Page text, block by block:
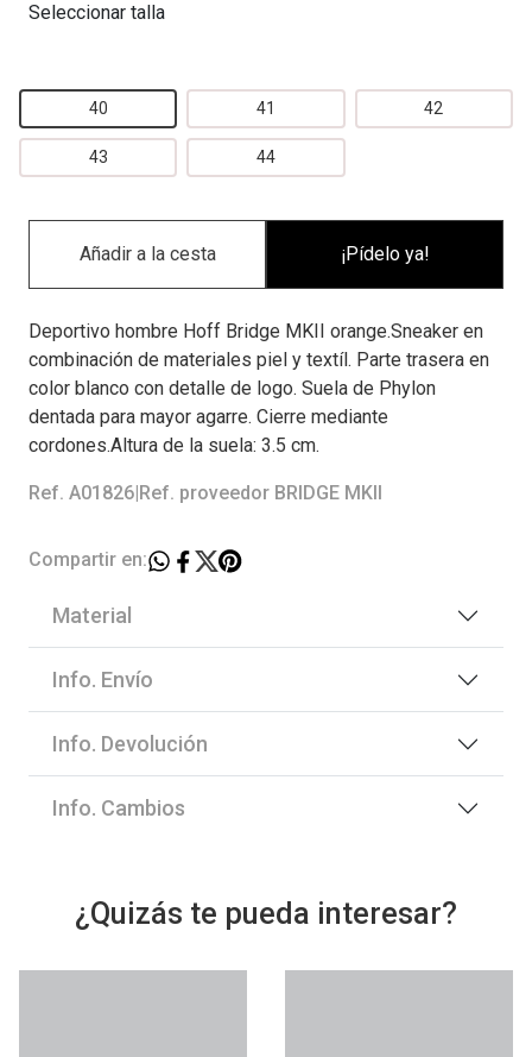
Seleccionar talla
40 41 42
43 44
¡Pídelo ya!
Deportivo hombre Hoff Bridge MKII orange.Sneaker en
combinación de materiales piel y textíl. Parte trasera en
color blanco con detalle de logo. Suela de Phylon
dentada para mayor agarre. Cierre mediante
cordones.Altura de la suela: 3.5 cm.
Ref. A01826 Ref. proveedor BRIDGE MKII
Compartir en:
Material
Info. Envío
Info. Devolución
Info. Cambios
¿Quizás te pueda interesar?